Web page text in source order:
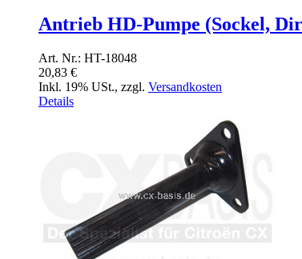
Antrieb HD-Pumpe (Sockel,
Art. Nr.: HT-18048
20,83 €
Inkl. 19% USt., zzgl. Versandkosten
Details